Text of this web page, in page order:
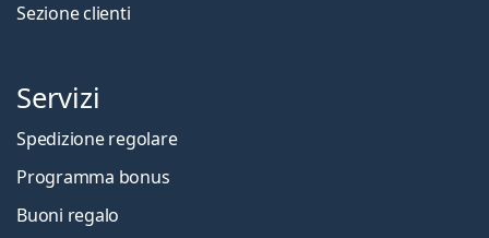
Sezione clienti
Servizi
Spedizione regolare
Programma bonus
Buoni regalo